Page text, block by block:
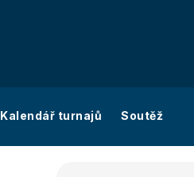
Kalendář turnajů Soutěž